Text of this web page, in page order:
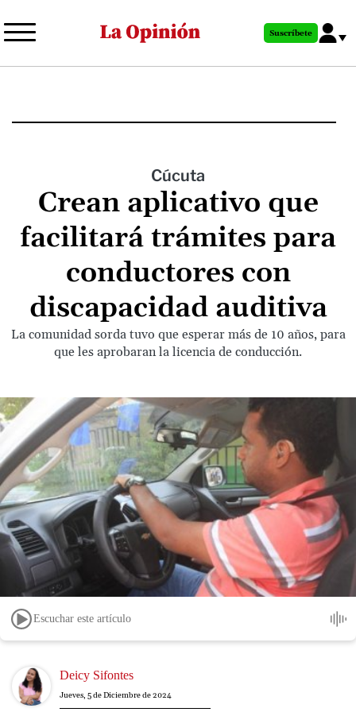
al
principal
Suscríbete
Cúcuta
Crean aplicativo que
facilitará trámites para
conductores con
discapacidad auditiva
La comunidad sorda tuvo que esperar más de 10 años, para
que les aprobaran la licencia de conducción.
Escuchar este artículo
Image Deicy Sifontes
Jueves, 5 de Diciembre de 2024